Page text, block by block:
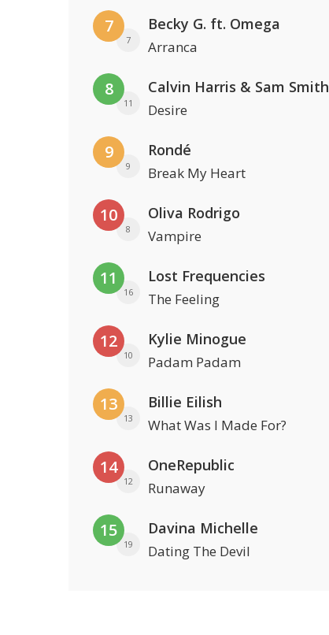
7
7
Becky G. ft. Omega
Arranca
8
11
Calvin Harris & Sam Smith
Desire
9
9
Rondé
Break My Heart
10
8
Oliva Rodrigo
Vampire
11
16
Lost Frequencies
The Feeling
12
10
Kylie Minogue
Padam Padam
13
13
Billie Eilish
What Was I Made For?
14
12
OneRepublic
Runaway
15
19
Davina Michelle
Dating The Devil